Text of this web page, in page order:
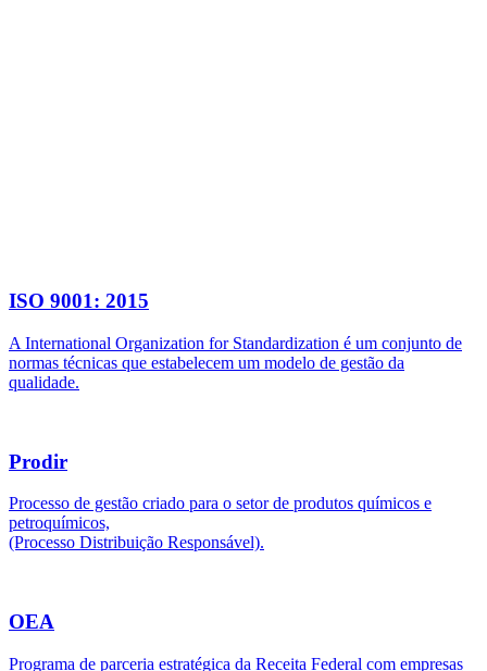
ISO 9001: 2015
A International Organization for Standardization é um conjunto de
normas técnicas que estabelecem um modelo de gestão da
qualidade.
Prodir
Processo de gestão criado para o setor de produtos químicos e
petroquímicos,
(Processo Distribuição Responsável).
OEA
Programa de parceria estratégica da Receita Federal com empresas